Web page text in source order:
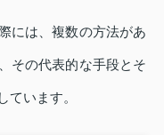
には、複数の方法があ
その代表的な手段とそ
ています。